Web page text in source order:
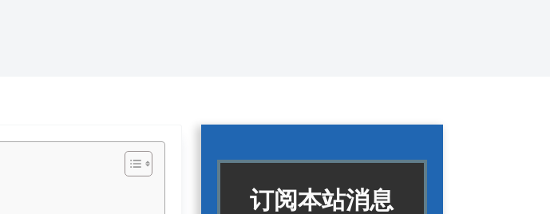
订阅本站消息